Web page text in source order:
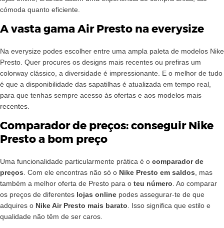
cómoda quanto eficiente.
A vasta gama Air Presto na everysize
Na everysize podes escolher entre uma ampla paleta de modelos Nike
Presto. Quer procures os designs mais recentes ou prefiras um
colorway clássico, a diversidade é impressionante. E o melhor de tudo
é que a disponibilidade das sapatilhas é atualizada em tempo real,
para que tenhas sempre acesso às ofertas e aos modelos mais
recentes.
Comparador de preços: conseguir Nike
Presto a bom preço
Uma funcionalidade particularmente prática é o comparador de
preços. Com ele encontras não só o Nike Presto em saldos, mas
também a melhor oferta de Presto para o teu número. Ao comparar
os preços de diferentes lojas online podes assegurar-te de que
adquires o Nike Air Presto mais barato. Isso significa que estilo e
qualidade não têm de ser caros.